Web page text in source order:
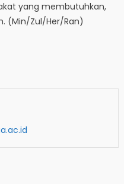
yang membutuhkan,
(Min/Zul/Her/Ran)